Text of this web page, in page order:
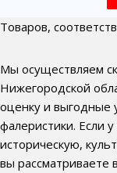
Товаров,
Мы осуществляем
Нижегородской
оценку и выгодные
фалеристики. Если
историческую,
вы